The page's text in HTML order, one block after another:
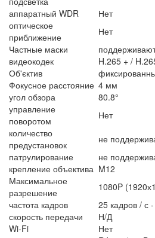
аппаратный WDR
Нет
оптическое
приближение
Нет
Частные маски
видеокодек
H.265 + /
Об'єктив
Фокусное расстояние 4 мм
угол обзора
80.8°
управление
поворотом
Нет
количество
предустановок
не
патрулирование
не
крепление объектива M12
Максимальное
разрешение
1080P
частота кадров
25 кадров / с
скорость передачи
Н/Д
Wi-Fi
Нет